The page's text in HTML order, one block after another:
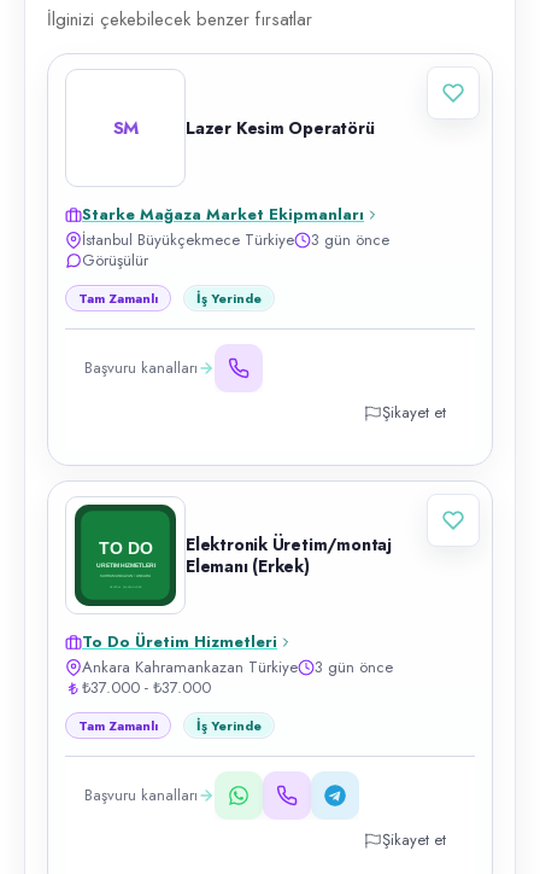
İlginizi çekebilecek benzer fırsatlar
SM Lazer Kesim Operatörü
Starke Mağaza Market Ekipmanları
İstanbul Büyükçekmece Türkiye
3 gün önce
Görüşülür
Tam Zamanlı İş Yerinde
Başvuru kanalları
Şikayet et
Elektronik Üretim/montaj
Elemanı (Erkek)
To Do Üretim Hizmetleri
Ankara Kahramankazan Türkiye
3 gün önce
₺37.000 - ₺37.000
Tam Zamanlı İş Yerinde
Başvuru kanalları
Şikayet et